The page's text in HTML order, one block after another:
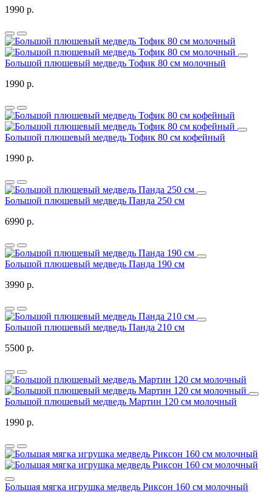
1990 р.
Большой плюшевый медведь Тофик 80 см молочный
1990 р.
Большой плюшевый медведь Тофик 80 см кофейный
1990 р.
Большой плюшевый медведь Панда 250 см
6990 р.
Большой плюшевый медведь Панда 190 см
3990 р.
Большой плюшевый медведь Панда 210 см
5500 р.
Большой плюшевый медведь Мартин 120 см молочный
1990 р.
Большая мягка игрушка медведь Риксон 160 см молочный